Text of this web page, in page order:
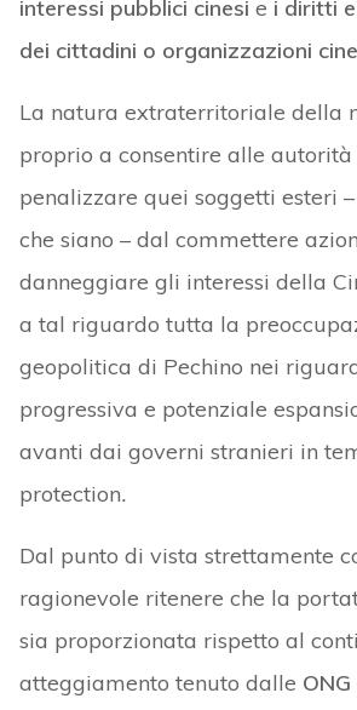
interessi pubblici cinesi e i diritti
dei cittadini o organizzazioni
La natura extraterritoriale della
proprio a consentire alle autorità
penalizzare quei soggetti esteri
che siano – dal commettere
danneggiare gli interessi della
a tal riguardo tutta la
geopolitica di Pechino nei
progressiva e potenziale
avanti dai governi stranieri in
protection.
Dal punto di vista strettamente
ragionevole ritenere che la
sia proporzionata rispetto al
atteggiamento tenuto dalle